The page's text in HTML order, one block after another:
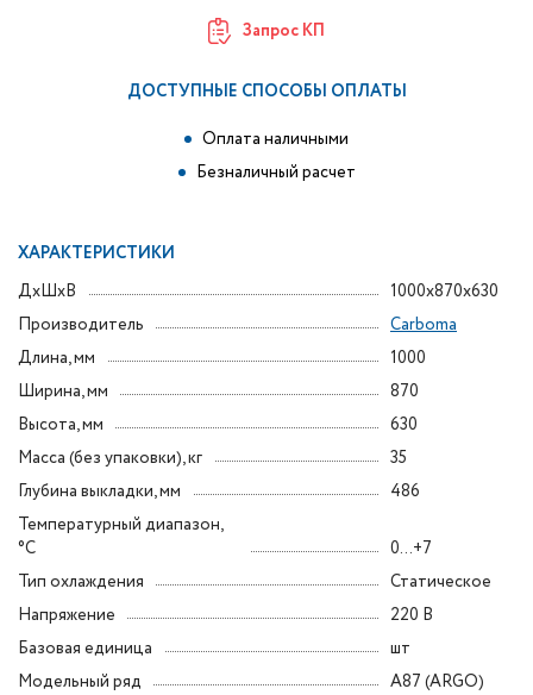
Запрос КП
ДОСТУПНЫЕ СПОСОБЫ ОПЛАТЫ
Оплата наличными
Безналичный расчет
ХАРАКТЕРИСТИКИ
ДxШxВ
1000x870x630
Производитель
Carboma
Длина, мм
1000
Ширина, мм
870
Высота, мм
630
Масса (без упаковки), кг
35
Глубина выкладки, мм
486
Температурный диапазон,
°C
0...+7
Тип охлаждения
Статическое
Напряжение
220 В
Базовая единица
шт
Модельный ряд
A87 (ARGO)